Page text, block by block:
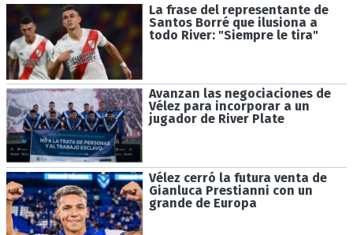
La frase del representante de
Santos Borré que ilusiona a
todo River: "Siempre le tira"
Avanzan las negociaciones de
Vélez para incorporar a un
jugador de River Plate
Vélez cerró la futura venta de
Gianluca Prestianni con un
grande de Europa